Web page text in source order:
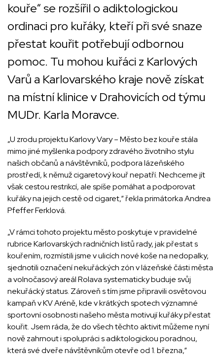
kouře“ se rozšířil o adiktologickou
ordinaci pro kuřáky, kteří při své snaze
přestat kouřit potřebují odbornou
pomoc. Tu mohou kuřáci z Karlových
Varů a Karlovarského kraje nově získat
na místní klinice v Drahovicích od týmu
MUDr. Karla Moravce.
„U zrodu projektu Karlovy Vary – Město bez kouře stála
mimo jiné myšlenka podpory zdravého životního stylu
našich občanů a návštěvníků, podpora lázeňského
prostředí, k němuž cigaretový kouř nepatří. Nechceme jít
však cestou restrikcí, ale spíše pomáhat a podporovat
kuřáky na jejich cestě od cigaret,“ řekla primátorka Andrea
Pfeffer Ferklová.
„V rámci tohoto projektu město poskytuje v pravidelné
rubrice Karlovarských radničních listů rady, jak přestat s
kouřením, rozmístili jsme v ulicích nové koše na nedopalky,
sjednotili označení nekuřáckých zón v lázeňské části města
a volnočasový areál Rolava systematicky buduje svůj
nekuřácký status. Zároveň s tím jsme připravili osvětovou
kampaň v KV Aréně, kde v krátkých spotech významné
sportovní osobnosti našeho města motivují kuřáky přestat
kouřit. Jsem ráda, že do všech těchto aktivit můžeme nyní
nově zahrnout i spolupráci s adiktologickou poradnou,
která své dveře návštěvníkům otevře od 1. března,“